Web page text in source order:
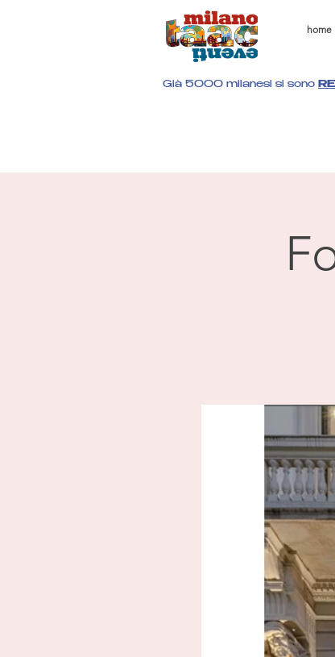
home
Già 5000 milanesi si sono